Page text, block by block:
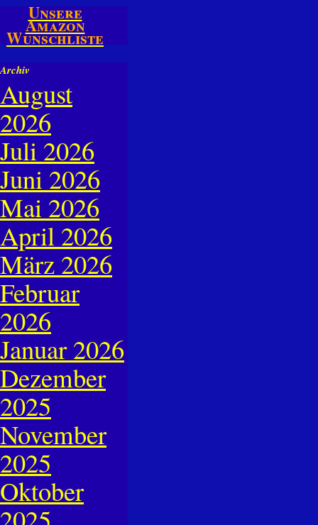
Unsere
Amazon
Wunschliste
Archiv
August
2026
Juli 2026
Juni 2026
Mai 2026
April 2026
März 2026
Februar
2026
Januar 2026
Dezember
2025
November
2025
Oktober